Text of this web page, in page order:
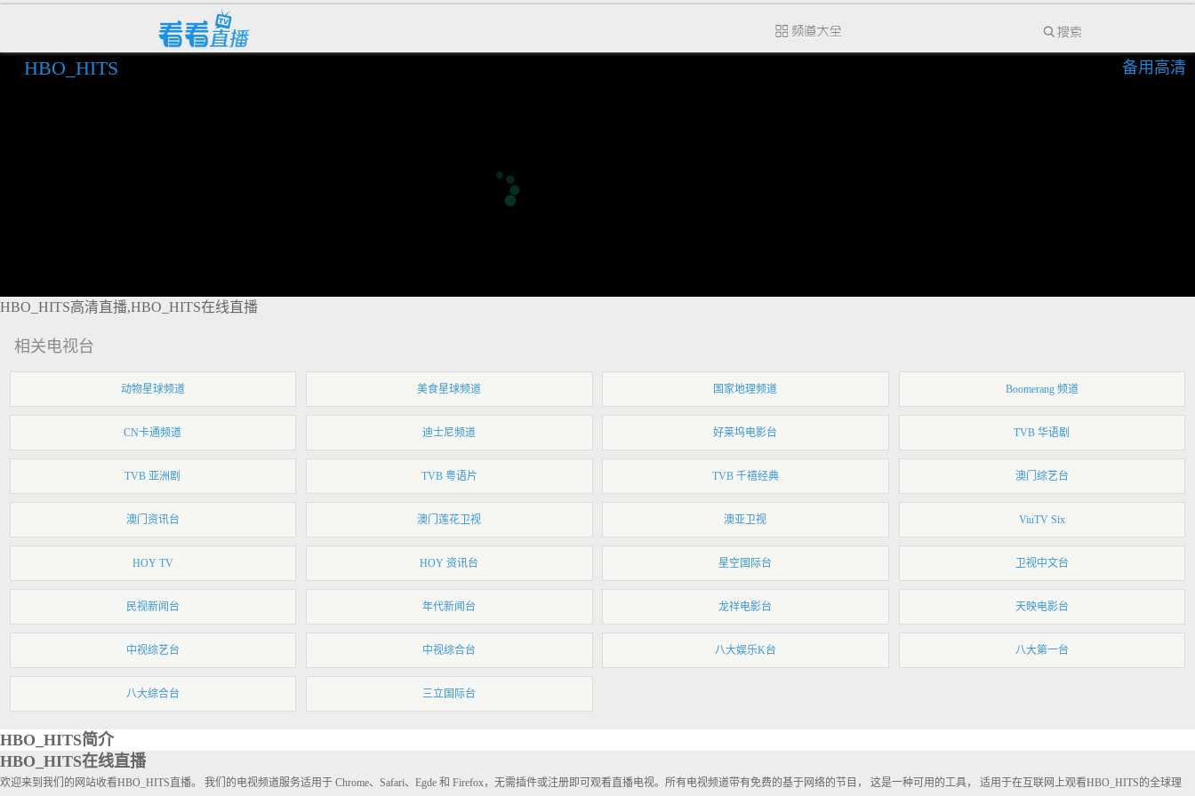
HBO_HITS 备用高清
HBO_HITS高清直播,HBO_HITS在线直播
相关电视台
动物星球频道 美食星球频道 国家地理频道 Boomerang 频道
CN卡通频道 迪士尼频道 好莱坞电影台 TVB 华语剧
TVB 亚洲剧 TVB 粤语片 TVB 千禧经典 澳门综艺台
澳门资讯台 澳门莲花卫视 澳亚卫视 ViuTV Six
HOY TV HOY 资讯台 星空国际台 卫视中文台
民视新闻台 年代新闻台 龙祥电影台 天映电影台
中视综艺台 中视综合台 八大娱乐K台 八大第一台
八大综合台 三立国际台
HBO_HITS简介
HBO_HITS在线直播
欢迎来到我们的网站收看HBO_HITS直播。 我们的电视频道服务适用于 Chrome、Safari、Egde 和 Firefox，无需插件或注册即可观看直播电视。所有电视频道带有免费的基于网络的节目， 这是一种可用的工具， 适用于在互联网上观看HBO_HITS的全球理